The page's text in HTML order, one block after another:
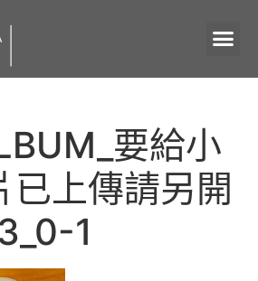
要給小
已上傳請另開
1